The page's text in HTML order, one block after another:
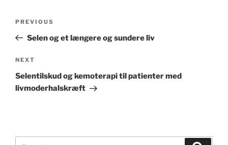
Previous
Post
PREVIOUS
Selen og et længere og sundere liv
Next
Post
NEXT
Selentilskud og kemoterapi til patienter med
livmoderhalskræft